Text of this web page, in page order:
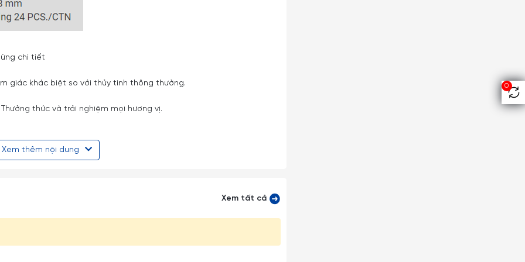
0
chi tiết
giác khác biệt so với thủy tinh thông thường.
thức và trải nghiệm mọi hương vị.
hương vị sảng khoái của một ly cocktail hơn là phục vụ nó trong
Xem thêm nội dung
Xem tất cả